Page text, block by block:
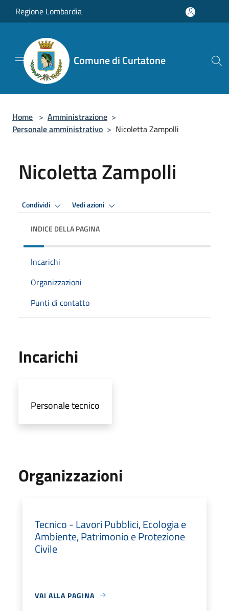
Salta al contenuto principale
Regione Lombardia
Comune di Curtatone
Home > Amministrazione >
Personale amministrativo > Nicoletta Zampolli
Nicoletta Zampolli
Condividi Vedi azioni
INDICE DELLA PAGINA
Incarichi
Organizzazioni
Punti di contatto
Incarichi
Personale tecnico
Organizzazioni
Tecnico - Lavori Pubblici, Ecologia e
Ambiente, Patrimonio e Protezione
Civile
VAI ALLA PAGINA